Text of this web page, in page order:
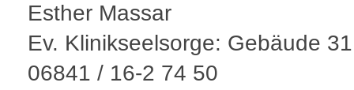
Esther Massar
Ev. Klinikseelsorge: Gebäude 31
06841 / 16-2 74 50